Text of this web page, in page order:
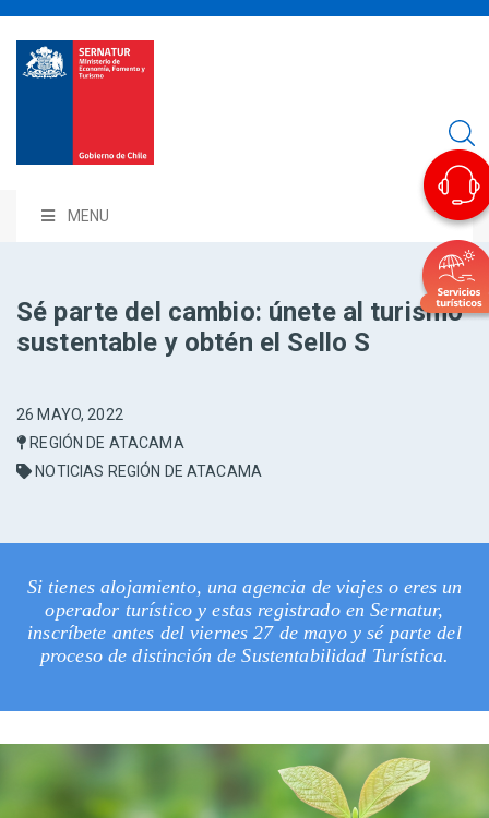
MENU
Sé parte del cambio: únete al turismo
sustentable y obtén el Sello S
26 MAYO, 2022
REGIÓN DE ATACAMA
NOTICIAS REGIÓN DE ATACAMA
Si tienes alojamiento, una agencia de viajes o eres un
operador turístico y estas registrado en Sernatur,
inscríbete antes del viernes 27 de mayo y sé parte del
proceso de distinción de Sustentabilidad Turística.